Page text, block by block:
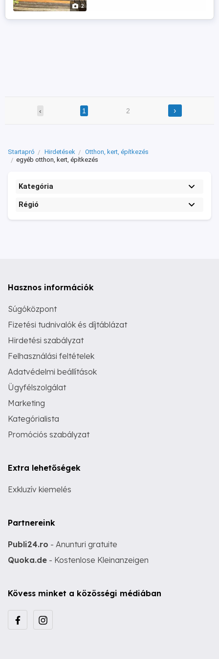
2
‹ 1 2 ›
Startapró Hirdetések
Otthon, kert, építkezés
egyéb otthon, kert, építkezés
Kategória
Régió
Hasznos információk
Súgóközpont
Fizetési tudnivalók és díjtáblázat
Hirdetési szabályzat
Felhasználási feltételek
Adatvédelmi beállítások
Ügyfélszolgálat
Marketing
Kategórialista
Promóciós szabályzat
Extra lehetőségek
Exkluzív kiemelés
Partnereink
Publi24.ro - Anunturi gratuite
Quoka.de - Kostenlose Kleinanzeigen
Kövess minket a közösségi médiában